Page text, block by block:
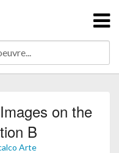
on the
B
Arte